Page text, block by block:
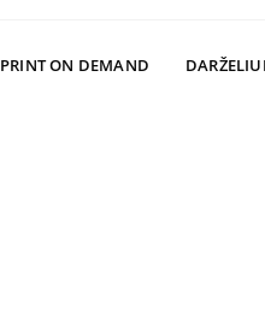
PRINT ON DEMAND